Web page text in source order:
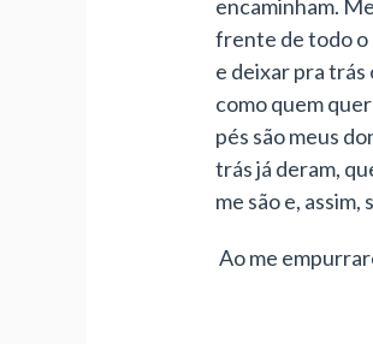
encaminham.
frente de todo o
e deixar pra trás
como quem
pés são meus
trás já deram,
me são e,
Ao me